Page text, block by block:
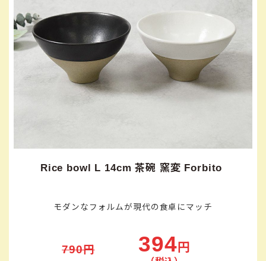
Rice bowl L 14cm 茶碗 窯変 Forbito
モダンなフォルムが現代の食卓にマッチ
790円 394 円